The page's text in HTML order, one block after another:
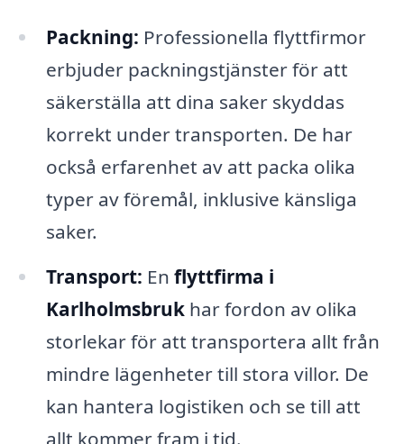
Packning: Professionella flyttfirmor
erbjuder packningstjänster för att
säkerställa att dina saker skyddas
korrekt under transporten. De har
också erfarenhet av att packa olika
typer av föremål, inklusive känsliga
saker.
Transport: En flyttfirma i
Karlholmsbrukhar fordon av olika
storlekar för att transportera allt från
mindre lägenheter till stora villor. De
kan hantera logistiken och se till att
allt kommer fram i tid.